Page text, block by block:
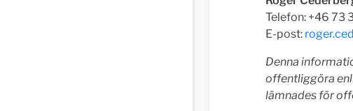
Telefon: +46 73
E-post:
Denna
offentliggöra
lämnades för